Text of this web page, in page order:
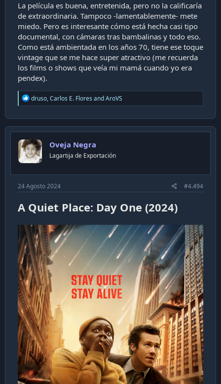
La película es buena, entretenida, pero no la calificaría
de extraordinaria. Tampoco -lamentablemente- mete
miedo. Pero es interesante cómo está hecha casi tipo
documental, con cámaras tras bambalinas y todo eso.
Como está ambientada en los años 70, tiene ese toque
vintage que se me hace super atractivo (me recuerda
los films o shows que veía mi mamá cuando yo era
pendex).
R
e
c
t
o
n
s
druso,Carlos E. Flores andAroVS
Oveja Negra
Lagartija de Exportación
24 Agosto 2024 #4.494
A Quiet Place: Day One (2024)